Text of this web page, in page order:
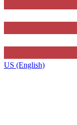
US (English)